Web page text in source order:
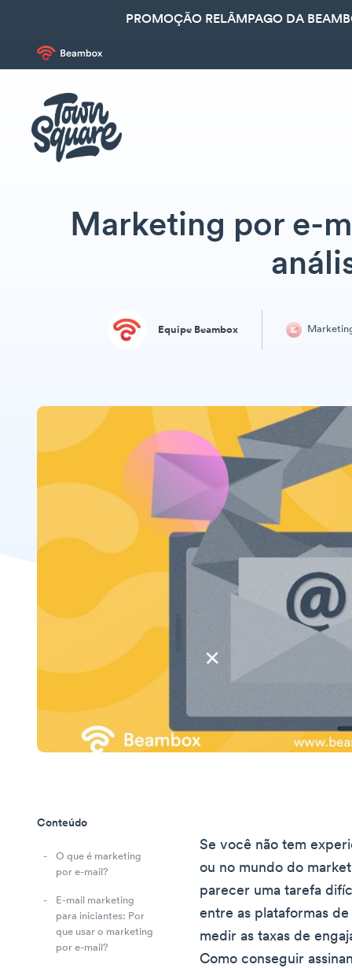
PROMOÇÃO RELÂMPAGO DA
Marketing por e-
Equipe Beambox
Conteúdo
O que é marketing
por e-mail?
E-mail marketing
para iniciantes: Por
que usar o marketing
por e-mail?
Se você não tem
ou no mundo do
parecer uma tarefa
entre as plataformas
medir as taxas de
Como conseguir